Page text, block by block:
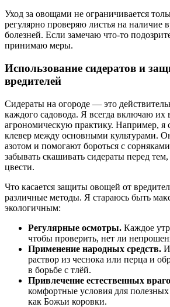
Уход за овощами не ограничивается
регулярно проверяю листья на наличие
болезней. Если замечаю что-то
принимаю меры.
Использование сидератов и
вредителей
Сидераты на огороде — это
каждого садовода. Я всегда включаю их
агрономическую практику. Например, я
клевер между основными культурами.
азотом и помогают бороться с
забывать скашивать сидераты перед
цвести.
Что касается защиты овощей от
различные методы. Я стараюсь быть
экологичным:
Регулярные осмотры. Каждое
чтобы проверить, нет ли
Применение народных средств.
раствор из чеснока или перца и
в борьбе с тлёй.
Привлечение естественных
комфортные условия для
как Божьи коровки.